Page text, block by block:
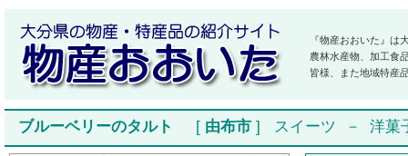
『物産おおいた』は
農林水産物、加工食
皆様、また地域特産
ブルーベリーのタルト [ 由布市 ] スイーツ － 洋菓